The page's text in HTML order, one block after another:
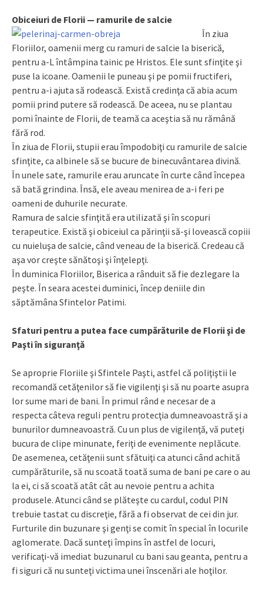
Obiceiuri de Florii — ramurile de salcie
În ziua
Floriilor, oamenii merg cu ramuri de salcie la biserică,
pentru a-L întâmpina tainic pe Hristos. Ele sunt sfinţite şi
puse la icoane. Oamenii le puneau şi pe pomii fructiferi,
pentru a-i ajuta să rodească. Există credinţa că abia acum
pomii prind putere să rodească. De aceea, nu se plantau
pomi înainte de Florii, de teamă ca aceştia să nu rămână
fără rod.
În ziua de Florii, stupii erau împodobiţi cu ramurile de salcie
sfinţite, ca albinele să se bucure de binecuvântarea divină.
În unele sate, ramurile erau aruncate în curte când începea
să bată grindina. Însă, ele aveau menirea de a-i feri pe
oameni de duhurile necurate.
Ramura de salcie sfinţită era utilizată şi în scopuri
terapeutice. Există şi obiceiul ca părinţii să-şi lovească copiii
cu nuieluşa de salcie, când veneau de la biserică. Credeau că
aşa vor creşte sănătoşi şi înţelepţi.
În duminica Floriilor, Biserica a rânduit să fie dezlegare la
peşte. În seara acestei duminici, încep deniile din
săptămâna Sfintelor Patimi.
Sfaturi pentru a putea face cumpărăturile de Florii şi de
Paşti în siguranţă
Se aproprie Floriile şi Sfintele Paşti, astfel că poliţiştii le
recomandă cetăţenilor să fie vigilenţi şi să nu poarte asupra
lor sume mari de bani. În primul rând e necesar de a
respecta câteva reguli pentru protecţia dumneavoastră şi a
bunurilor dumneavoastră. Cu un plus de vigilenţă, vă puteţi
bucura de clipe minunate, feriţi de evenimente neplăcute.
De asemenea, cetăţenii sunt sfătuiţi ca atunci când achită
cumpărăturile, să nu scoată toată suma de bani pe care o au
la ei, ci să scoată atât cât au nevoie pentru a achita
produsele. Atunci când se plăteşte cu cardul, codul PIN
trebuie tastat cu discreţie, fără a fi observat de cei din jur.
Furturile din buzunare şi genţi se comit în special în locurile
aglomerate. Dacă sunteţi împins în astfel de locuri,
verificaţi-vă imediat buzunarul cu bani sau geanta, pentru a
fi siguri că nu sunteţi victima unei înscenări ale hoţilor.